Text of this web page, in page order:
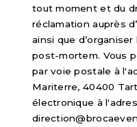
tout moment et du
réclamation auprès
ainsi que
post-mortem. Vous
par voie postale à
Mariterre, 40400
électronique à